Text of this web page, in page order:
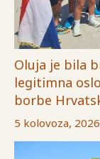
Oluja je bila
legitimna
borbe
5 kolovoza, 2026